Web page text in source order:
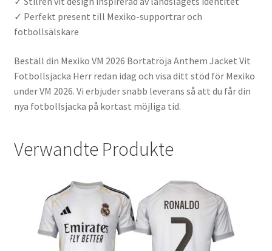
✓ Perfekt present till Mexiko-supportrar och
fotbollsälskare
Beställ din Mexiko VM 2026 Bortatröja Anthem Jacket Vit
Fotbollsjacka Herr redan idag och visa ditt stöd för Mexiko
under VM 2026. Vi erbjuder snabb leverans så att du får din
nya fotbollsjacka på kortast möjliga tid.
Verwandte Produkte